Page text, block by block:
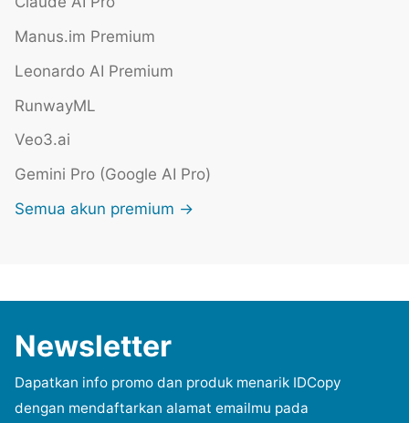
Manus.im Premium
Leonardo AI Premium
RunwayML
Veo3.ai
Gemini Pro (Google AI Pro)
Semua akun premium →
Newsletter
Dapatkan info promo dan produk menarik IDCopy
dengan mendaftarkan alamat emailmu pada